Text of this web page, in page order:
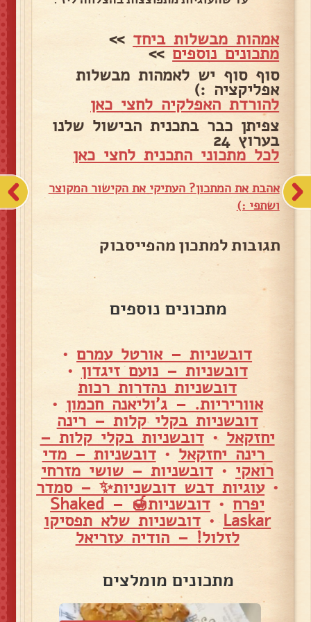
אמהות מבשלות ביחד >>
מתכונים נוספים>>
סוף סוף יש לאמהות מבשלות
אפליקציה :)
להורדת האפלקיה לחצי כאן
צפיתן כבר בתכנית הבישול שלנו
בערוץ 24
לכל מתכוני התכנית לחצי כאן
אהבת את המתכון? העתיקי את הקישור המקוצר
ושתפי :)
תגובות למתכון מהפייסבוק
מתכונים נוספים
דובשניות – אורטל עמרם •
דובשניות – נועם זיגדון •
דובשניות נהדרות רכות
אווריריות. – ג'וליאנה חכמון •
דובשניות בקלי קלות – רינה
יחזקאל •דובשניות בקלי קלות –
רינה יחזקאל •דובשניות – מדי
רואקי • דובשניות – שושי מזרחי
•עוגיות דבש דובשניות✨ – סמדר
יפרח • דובשניות🍯 – Shaked
Laskar
• דובשניות שלא תפסיקו
לזלול! – הודיה עזריאל
מתכונים מומלצים